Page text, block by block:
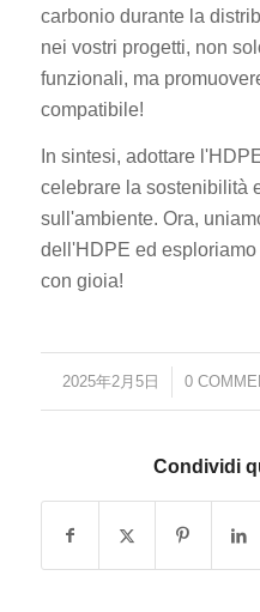
carbonio durante la
nei vostri progetti, non
funzionali, ma
compatibile!
In sintesi, adottare
celebrare la sostenibilità
sull'ambiente. Ora,
dell'HDPE ed
con gioia!
2025年2月5日
/ 0 /
Condividi